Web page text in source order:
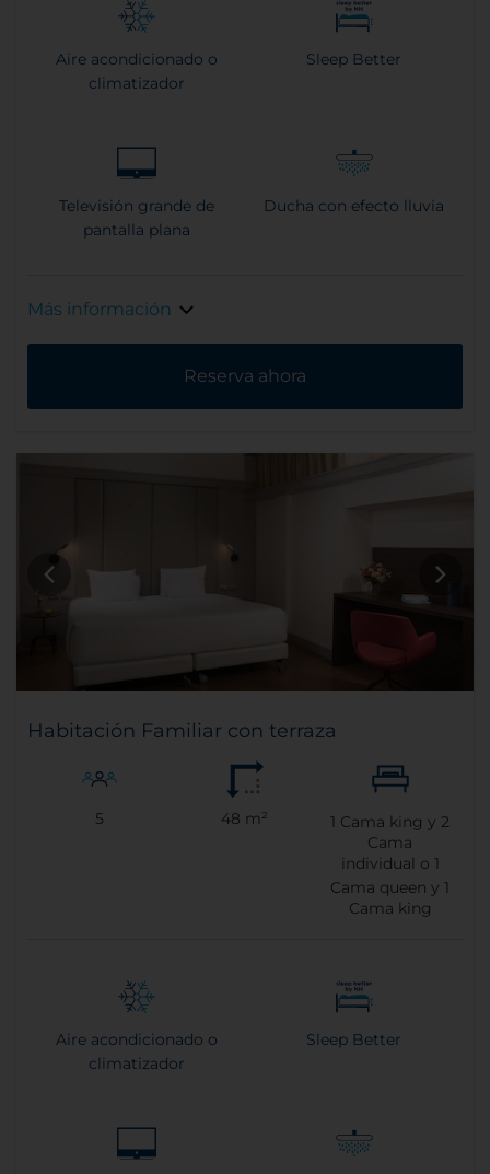
Aire acondicionado o
climatizador
Sleep Better
Televisión grande de
pantalla plana
Ducha con efecto lluvia
Más información
Reserva ahora
Habitación Familiar con terraza
5 48 m² 1 Cama king y 2
Cama
individual o 1
Cama queen y1
Cama king
Aire acondicionado o
climatizador
Sleep Better